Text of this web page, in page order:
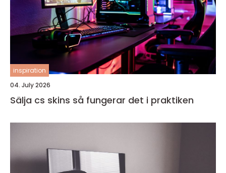
inspiration
04. July 2026
Sälja cs skins så fungerar det i praktiken